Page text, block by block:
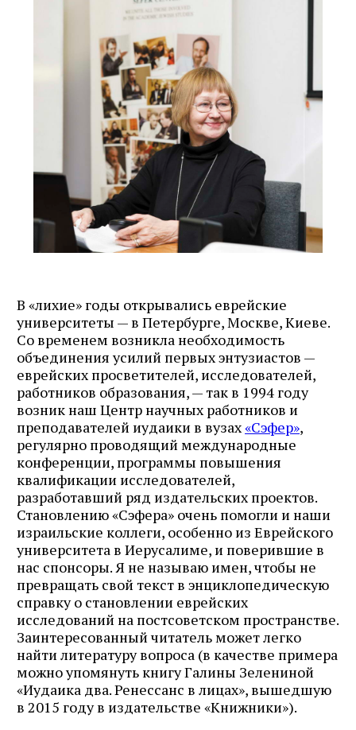
В «лихие» годы открывались еврейские
университеты — в Петербурге, Москве, Киеве.
Со временем возникла необходимость
объединения усилий первых энтузиастов —
еврейских просветителей, исследователей,
работников образования, — так в 1994 году
возник наш Центр научных работников и
преподавателей иудаики в вузах«Сэфер»,
регулярно проводящий международные
конференции, программы повышения
квалификации исследователей,
разработавший ряд издательских проектов.
Становлению «Сэфера» очень помогли и наши
израильские коллеги, особенно из Еврейского
университета в Иерусалиме, и поверившие в
нас спонсоры. Я не называю имен, чтобы не
превращать свой текст в энциклопедическую
справку о становлении еврейских
исследований на постсоветском пространстве.
Заинтересованный читатель может легко
найти литературу вопроса (в качестве примера
можно упомянуть книгу Галины Зелениной
«Иудаика два. Ренессанс в лицах», вышедшую
в 2015 году в издательстве «Книжники»).